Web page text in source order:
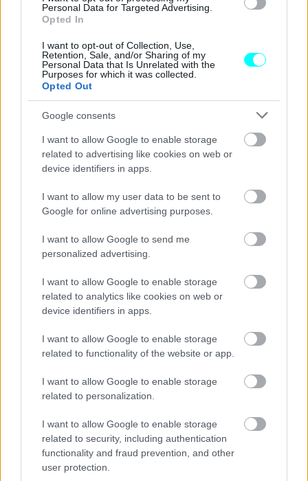
Personal Data for Targeted Advertising.
Opted In
I want to opt-out of Collection, Use,
Retention, Sale, and/or Sharing of my
Personal Data that Is Unrelated with the
Purposes for which it was collected.
Opted Out
Google consents
I want to allow Google to enable storage
related to advertising like cookies on web or
device identifiers in apps.
I want to allow my user data to be sent to
Google for online advertising purposes.
I want to allow Google to send me
personalized advertising.
I want to allow Google to enable storage
related to analytics like cookies on web or
device identifiers in apps.
I want to allow Google to enable storage
related to functionality of the website or app.
I want to allow Google to enable storage
related to personalization.
I want to allow Google to enable storage
related to security, including authentication
functionality and fraud prevention, and other
user protection.
Η Ford εξακολουθεί να συνεργάζεται με κατόχους
οχημάτων και εταίρους προκειμένου να αναπτύξει και
άλλα συστήματα που θα προσφέρουν μεγαλύτερη